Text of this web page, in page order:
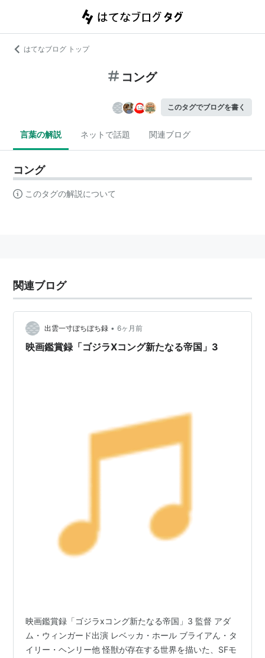
はてなブログ トップ
コング
このタグでブログを書く
言葉の解説 ネットで話題 関連ブログ
コング
このタグの解説について
関連ブログ
出雲一寸ぼちぼち録 • 6ヶ月前
映画鑑賞録「ゴジラXコング新たなる帝国」3
映画鑑賞録「ゴジラxコング新たなる帝国」3 監督 アダ
ム・ウィンガード出演 レベッカ・ホール ブライアん・タ
イリー・ヘンリー他 怪獣が存在する世界を描いた、SFモ